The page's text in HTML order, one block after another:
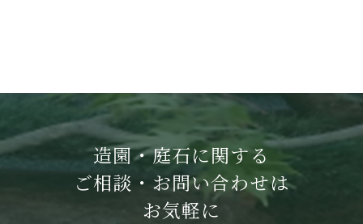
造園・庭石に関する
ご相談・お問い合わせは
お気軽に